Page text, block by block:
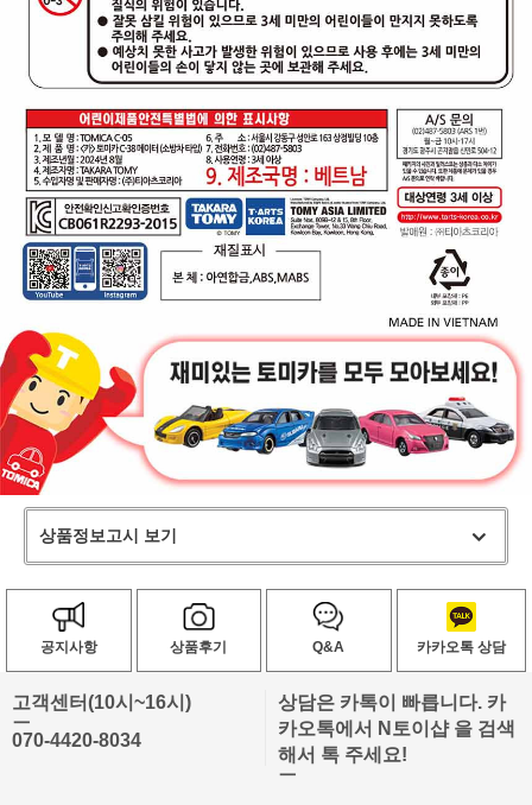
상품정보고시 보기
공지사항 상품후기 Q&A 카카오톡 상담
고객센터(10시~16시)
ㅡ
070-4420-8034
상담은 카톡이 빠릅니다. 카
카오톡에서 N토이샵 을 검색
해서 톡 주세요!
ㅡ